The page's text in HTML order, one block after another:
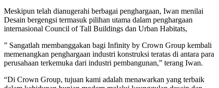
Meskipun telah dianugerahi berbagai penghargaan, Iwan menilai
Desain bergengsi termasuk pilihan utama dalam penghargaan
internasional Council of Tall Buildings dan Urban Habitats,
” Sangatlah membanggakan bagi Infinity by Crown Group kembali
memenangkan penghargaan industri konstruksi teratas di antara para
perusahaan terkemuka dari industri pembangunan,” terang Iwan.
“Di Crown Group, tujuan kami adalah menawarkan yang terbaik